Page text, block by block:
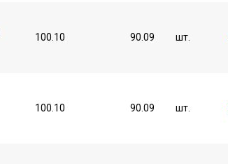
100.10 90.09 шт.
100.10 90.09 шт.